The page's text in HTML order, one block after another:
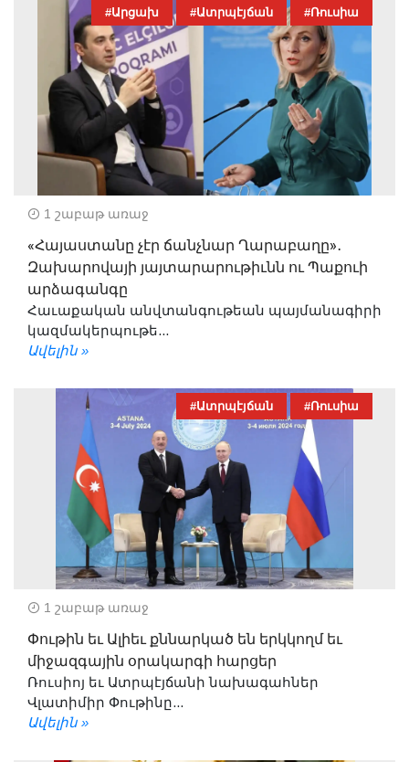
#Արցախ #Ատրպէյճան #Ռուսիա
1 շաբաթ առաջ
«Հայաստանը չէր ճանչնար Ղարաբաղը»․
Զախարովայի յայտարարութիւնն ու Պաքուի
արձագանգը
Հաւաքական անվտանգութեան պայմանագիրի
կազմակերպութե...
Ավելին »
#Ատրպէյճան #Ռուսիա
1 շաբաթ առաջ
Փութին եւ Ալիեւ քննարկած են երկկողմ եւ
միջազգային օրակարգի հարցեր
Ռուսիոյ եւ Ատրպէյճանի նախագահներ
Վլատիմիր Փութինը...
Ավելին »